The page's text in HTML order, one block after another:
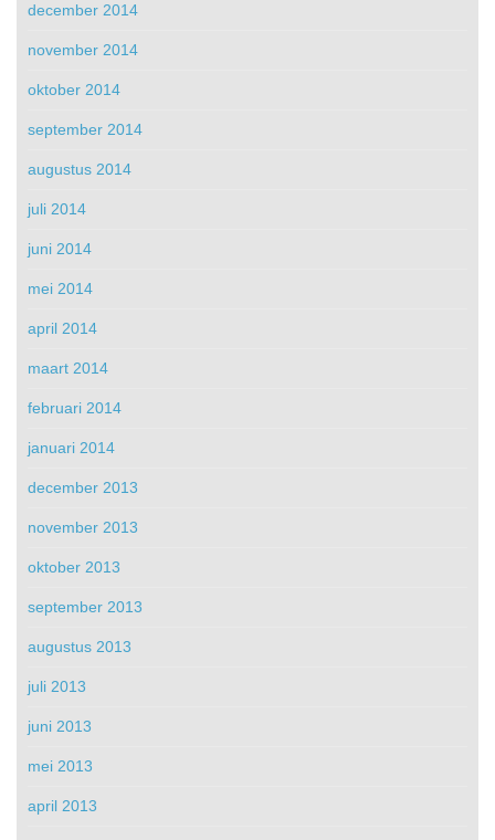
december 2014
november 2014
oktober 2014
september 2014
augustus 2014
juli 2014
juni 2014
mei 2014
april 2014
maart 2014
februari 2014
januari 2014
december 2013
november 2013
oktober 2013
september 2013
augustus 2013
juli 2013
juni 2013
mei 2013
april 2013